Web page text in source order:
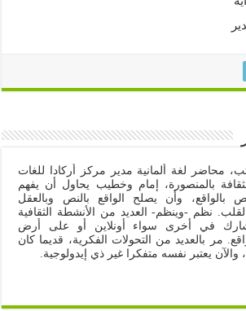
محاضر لغة ألمانية مدير مركز أركادا للغات
بالمنصورة، إمام وخطيب يحاول أن يفهم
بالواقع، وأن يصلح الواقع بالنص وبالعقل
نظم -وينظم- العديد من الأنشطة الثقافية
في أخرى سواء أونلاين أو على أرض
مر بالعديد من التحولات الفكرية، قديما كان
يعتبر نفسه متفكرا غير ذي إيدولوجية.